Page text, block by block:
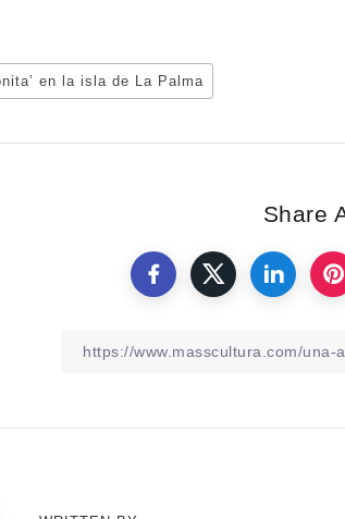
en la isla de La Palma
Share